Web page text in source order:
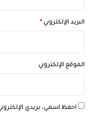
البريد الإلكتروني*
الموقع الإلكتروني
احفظ اسمي، بريدي